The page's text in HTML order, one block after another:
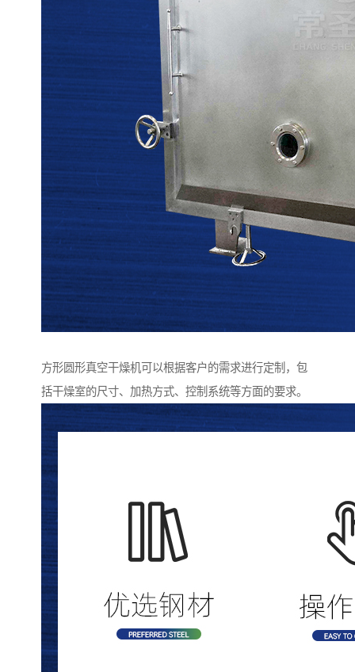
方形圆形真空干燥机可以根据客户的需求进行定制，包
括干燥室的尺寸、加热方式、控制系统等方面的要求。